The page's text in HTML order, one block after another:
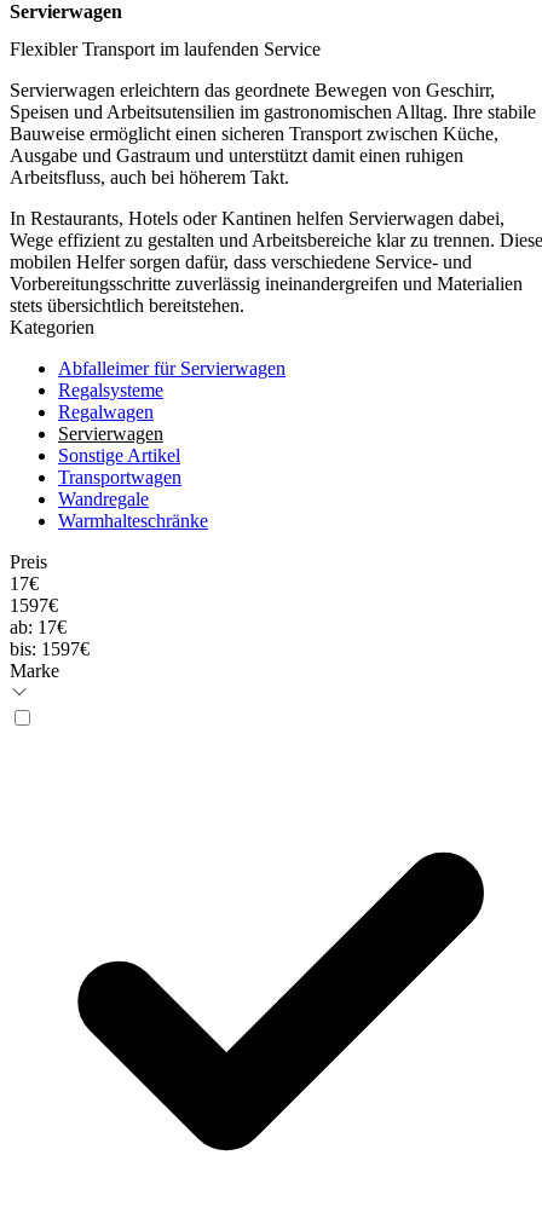
Servierwagen
Flexibler Transport im laufenden Service
Servierwagen erleichtern das geordnete Bewegen von Geschirr,
Speisen und Arbeitsutensilien im gastronomischen Alltag. Ihre stabile
Bauweise ermöglicht einen sicheren Transport zwischen Küche,
Ausgabe und Gastraum und unterstützt damit einen ruhigen
Arbeitsfluss, auch bei höherem Takt.
In Restaurants, Hotels oder Kantinen helfen Servierwagen dabei,
Wege effizient zu gestalten und Arbeitsbereiche klar zu trennen. Diese
mobilen Helfer sorgen dafür, dass verschiedene Service- und
Vorbereitungsschritte zuverlässig ineinandergreifen und Materialien
stets übersichtlich bereitstehen.
Kategorien
Abfalleimer für Servierwagen
Regalsysteme
Regalwagen
Servierwagen
Sonstige Artikel
Transportwagen
Wandregale
Warmhalteschränke
Preis
17€
1597€
ab: 17€
bis: 1597€
Marke